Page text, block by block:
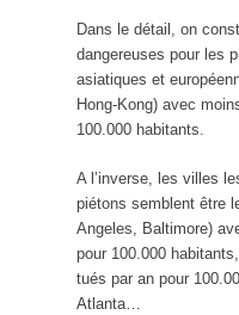
Dans le détail, on
dangereuses pour les
asiatiques et
Hong-Kong) avec
100.000 habitants.
A l’inverse, les villes
piétons semblent être
Angeles, Baltimore)
pour 100.000
tués par an pour
Atlanta…